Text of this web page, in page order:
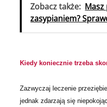
Zobacz także:
zasypianiem?
Kiedy koniecznie trzeba
Zazwyczaj leczenie
jednak zdarzają się